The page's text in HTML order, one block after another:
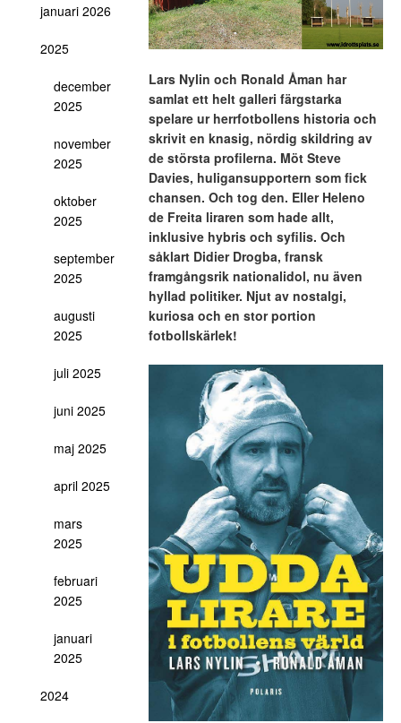
januari 2026
2025
december
2025
november
2025
oktober
2025
september
2025
augusti
2025
juli 2025
juni 2025
maj 2025
april 2025
mars
2025
februari
2025
januari
2025
2024
Lars Nylin och Ronald Åman har
samlat ett helt galleri färgstarka
spelare ur herrfotbollens historia och
skrivit en knasig, nördig skildring av
de största profilerna. Möt Steve
Davies, huligansupportern som fick
chansen. Och tog den. Eller Heleno
de Freita liraren som hade allt,
inklusive hybris och syfilis. Och
såklart Didier Drogba, fransk
framgångsrik nationalidol, nu även
hyllad politiker. Njut av nostalgi,
kuriosa och en stor portion
fotbollskärlek!